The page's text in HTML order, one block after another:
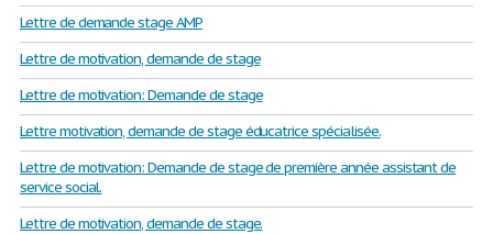
Lettre de demande stage AMP
Lettre de motivation, demande de stage
Lettre de motivation: Demande de stage
Lettre motivation, demande de stage éducatrice spécialisée.
Lettre de motivation: Demande de stage de première année assistant de
service social.
Lettre de motivation, demande de stage.